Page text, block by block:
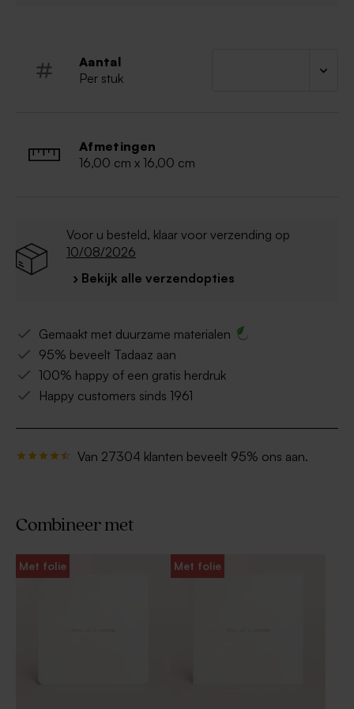
Aantal
Per stuk
Afmetingen
16,00 cm x 16,00 cm
Voor u besteld, klaar voor verzending op
10/08/2026
› Bekijk alle verzendopties
Gemaakt met duurzame materialen
95% beveelt Tadaaz aan
100% happy of een gratis herdruk
Happy customers sinds 1961
Van 27304 klanten beveelt 95% ons aan.
Combineer met
Met folie Met folie